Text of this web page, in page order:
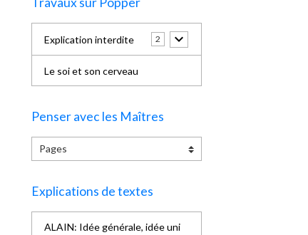
Explication interdite 2
Le soi et son cerveau
Penser avec les Maîtres
Explications de textes
ALAIN: Idée générale, idée uni